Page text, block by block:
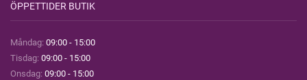
ÖPPETTIDER BUTIK
Måndag: 09:00 - 15:00
Tisdag: 09:00 - 15:00
Onsdag: 09:00 - 15:00